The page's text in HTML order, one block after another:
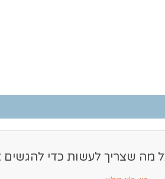
שצריך לעשות כדי להגשים